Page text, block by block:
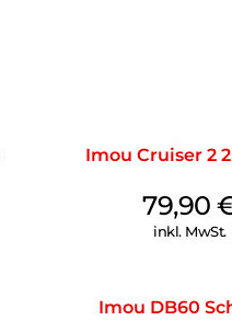
Imou Cruiser 2
79,90
inkl. MwSt.
Imou DB60